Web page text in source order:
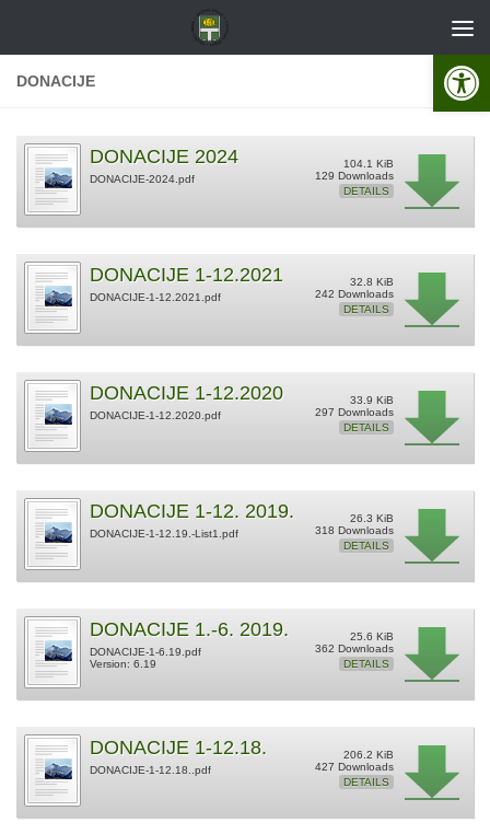
DONACIJE
DONACIJE 2024
DONACIJE-2024.pdf
104.1 KiB
129 Downloads
DETAILS
DONACIJE 1-12.2021
DONACIJE-1-12.2021.pdf
32.8 KiB
242 Downloads
DETAILS
DONACIJE 1-12.2020
DONACIJE-1-12.2020.pdf
33.9 KiB
297 Downloads
DETAILS
DONACIJE 1-12. 2019.
DONACIJE-1-12.19.-List1.pdf
26.3 KiB
318 Downloads
DETAILS
DONACIJE 1.-6. 2019.
DONACIJE-1-6.19.pdf
Version: 6.19
25.6 KiB
362 Downloads
DETAILS
DONACIJE 1-12.18.
DONACIJE-1-12.18..pdf
206.2 KiB
427 Downloads
DETAILS